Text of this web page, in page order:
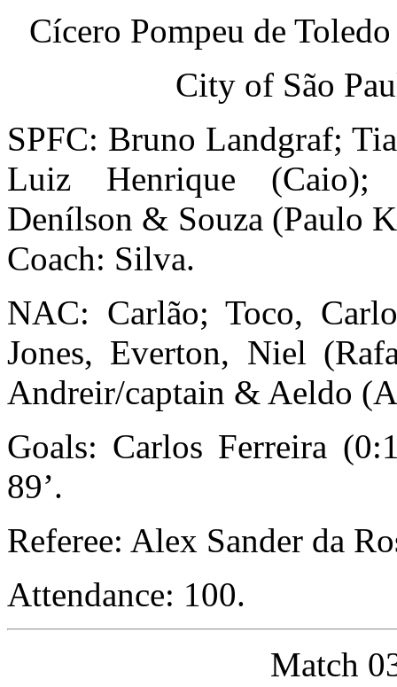
Cícero Pompeu de
City of São
SPFC: Bruno Landgraf;
Luiz Henrique (Caio);
Denílson & Souza (Paulo
Coach: Silva.
NAC: Carlão; Toco,
Jones, Everton, Niel
Andreir/captain & Aeldo
Goals: Carlos Ferreira
89’.
Referee: Alex Sander da
Attendance: 100.
Match